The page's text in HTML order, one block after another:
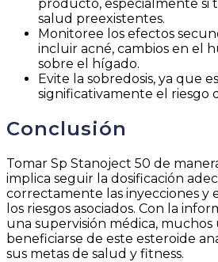
producto, especialmente si
salud preexistentes.
Monitoree los efectos
incluir acné, cambios en el
sobre el hígado.
Evite la sobredosis, ya que
significativamente el riesgo
Conclusión
Tomar Sp Stanoject 50 de
implica seguir la dosificación
correctamente las inyecciones y
los riesgos asociados. Con la
una supervisión médica,
beneficiarse de este esteroide
sus metas de salud y fitness.